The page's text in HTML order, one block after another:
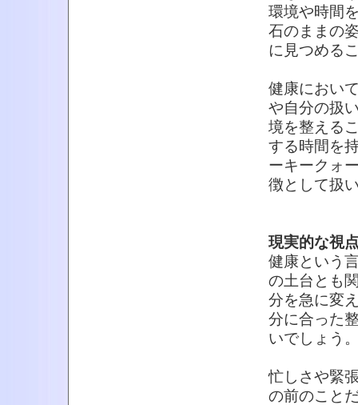
環境や時間
石のままの
に見つめる
健康におい
や自分の扱
境を整える
する時間を
ーキークォ
徴として扱
現実的な視
健康という
の土台とも
分を急に変
分に合った
いでしょう
忙しさや緊
の前のこと